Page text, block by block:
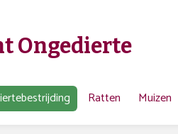
Ongedierte
Ratten Muizen